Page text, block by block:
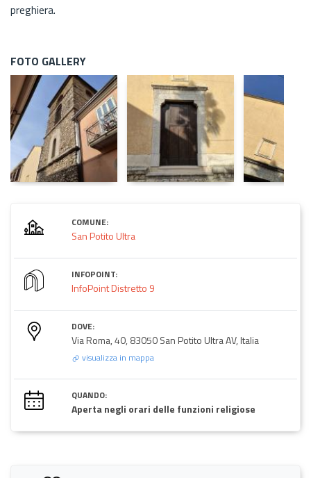
preghiera.
FOTO GALLERY
COMUNE:
San Potito Ultra
INFOPOINT:
InfoPoint Distretto 9
DOVE:
Via Roma, 40, 83050 San Potito Ultra AV, Italia
visualizza in mappa
QUANDO:
Aperta negli orari delle funzioni religiose